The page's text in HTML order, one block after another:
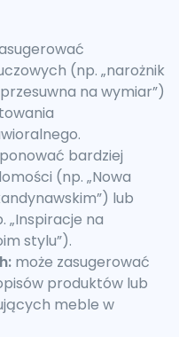
(np. „narożnik
na wymiar”)
bardziej
(np. „Nowa
lub
„Inspiracje na
stylu”).
może zasugerować
produktów lub
meble w